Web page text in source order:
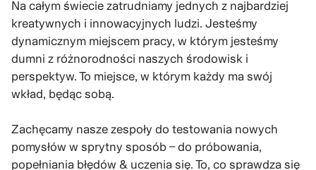
Na całym świecie zatrudniamy jednych z najbardziej
kreatywnych i innowacyjnych ludzi. Jesteśmy
dynamicznym miejscem pracy, w którym jesteśmy
dumni z różnorodności naszych środowisk i
perspektyw. To miejsce, w którym każdy ma swój
wkład, będąc sobą.
Zachęcamy nasze zespoły do testowania nowych
pomysłów w sprytny sposób – do próbowania,
popełniania błędów & uczenia się. To, co sprawdza się